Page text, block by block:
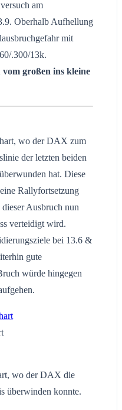
am
Oberhalb Aufhellung
mit
.300/13k.
großen ins kleine
wo der DAX zum
der letzten beiden
hat. Diese
Rallyfortsetzung
Ausbruch nun
verteidigt wird.
bei 13.6 &
gute
würde hingegen
wo der DAX die
überwinden konnte.